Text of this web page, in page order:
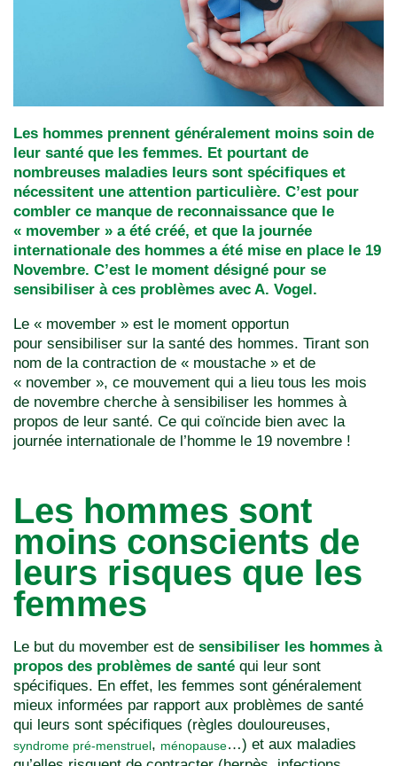
Les hommes prennent généralement moins soin de
leur santé que les femmes. Et pourtant de
nombreuses maladies leurs sont spécifiques et
nécessitent une attention particulière. C’est pour
combler ce manque de reconnaissance que le
« movember » a été créé, et que la journée
internationale des hommes a été mise en place le 19
Novembre. C’est le moment désigné pour se
sensibiliser à ces problèmes avec A. Vogel.
Le « movember » est le moment opportun
pour sensibiliser sur la santé des hommes. Tirant son
nom de la contraction de « moustache » et de
« november », ce mouvement qui a lieu tous les mois
de novembre cherche à sensibiliser les hommes à
propos de leur santé. Ce qui coïncide bien avec la
journée internationale de l’homme le 19 novembre !
Les hommes sont
moins conscients de
leurs risques que les
femmes
Le but du movember est de sensibiliser les hommes à
propos des problèmes de santé qui leur sont
spécifiques. En effet, les femmes sont généralement
mieux informées par rapport aux problèmes de santé
qui leurs sont spécifiques (règles douloureuses,
syndrome pré-menstruel, ménopause…) et aux maladies